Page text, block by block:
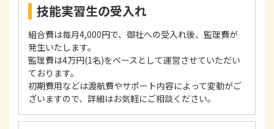
技能実習生の受入れ
組合費は毎月4,000円で、御社への受入れ後、監理費が
発生いたします。
監理費は4万円(1名)をベースとして運営させていただい
ております。
初期費用などは渡航費やサポート内容によって変動がご
ざいますので、詳細はお気軽にご相談ください。